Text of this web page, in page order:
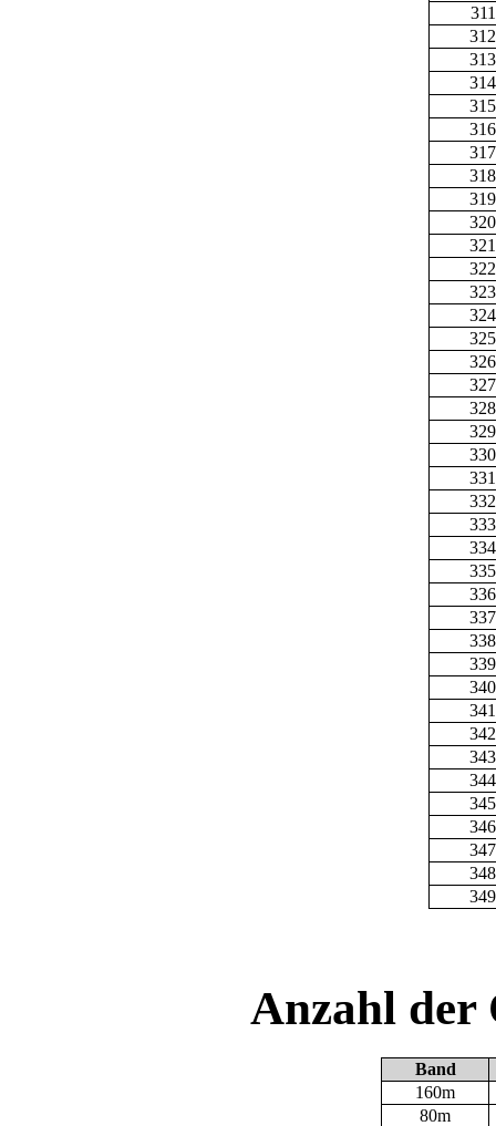
311
312
313
314
315
316
317
318
319
320
321
322
323
324
325
326
327
328
329
330
331
332
333
334
335
336
337
338
339
340
341
342
343
344
345
346
347
348
349
Anzahl der
Band
160m
80m